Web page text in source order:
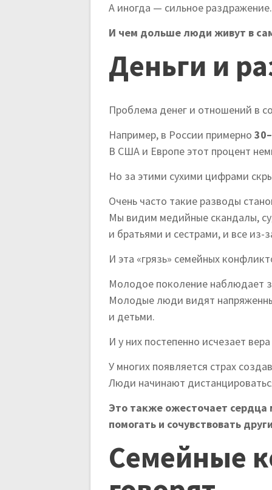
А иногда — сильное раздражение.
И чем дольше люди живут в
Деньги и
Проблема денег и отношений в
Например, в России примерно
В США и Европе этот процент
Но за этими сухими цифрами
Очень часто такие разводы
Мы видим медийные скандалы,
и братьями и сестрами, и все из-
И эта «грязь» семейных
Молодое поколение наблюдает
Молодые люди видят
и детьми.
И у них постепенно исчезает
У многих появляется страх
Люди начинают
Это также ожесточает сердца
помогать и сочувствовать
Семейные